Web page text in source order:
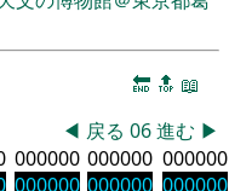
🔚 🔝 📖
◀ 戻る 06進む ▶
000000
000000
000000
000000
000000
000000